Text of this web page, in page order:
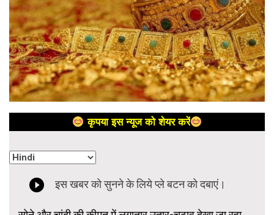
कृपया इस न्यूज को शेयर करें